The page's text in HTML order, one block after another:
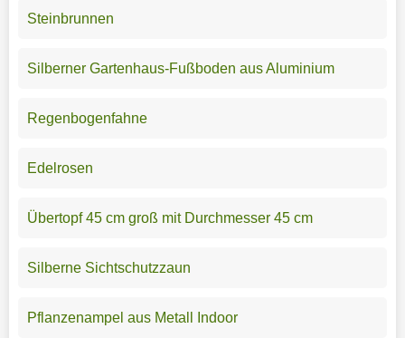
Steinbrunnen
Silberner Gartenhaus-Fußboden aus Aluminium
Regenbogenfahne
Edelrosen
Übertopf 45 cm groß mit Durchmesser 45 cm
Silberne Sichtschutzzaun
Pflanzenampel aus Metall Indoor